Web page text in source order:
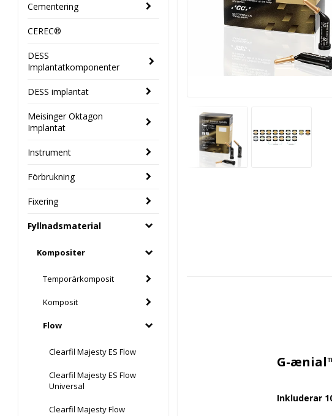
Cementering
CEREC®
DESS
Implantatkomponenter
DESS implantat
Meisinger Oktagon
Implantat
Instrument
Förbrukning
Fixering
Fyllnadsmaterial
Kompositer
Temporärkomposit
Komposit
Flow
Clearfil Majesty ES Flow
Clearfil Majesty ES Flow
Universal
Clearfil Majesty Flow
G-
Inkluderar